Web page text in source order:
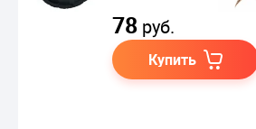
78 руб.
Купить